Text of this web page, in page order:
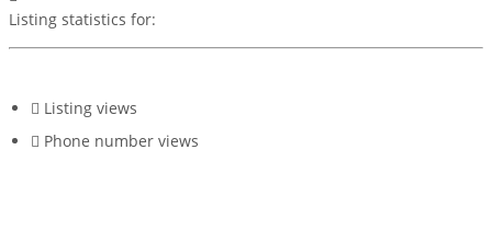
Listing statistics for:
Listing views
Phone number views